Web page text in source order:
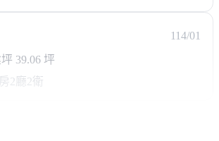
114/01
39.06 坪
2廳2衛